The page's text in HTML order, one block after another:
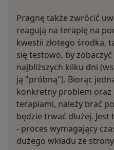
Pragnę także zwrócić
reagują na terapię na
kwestii złotego środka,
się testowo, by
najbliższych kilku dni
ją "próbną"). Biorąc
konkretny problem oraz
terapiami, należy brać
będzie trwać dłużej.
- proces wymagający
dużego wkładu ze